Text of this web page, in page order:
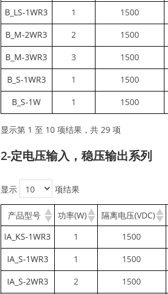
B_LS-1WR3
1 1500
B_M-2WR3
2 1500
B_M-3WR3
3 1500
B_S-1WR3
1 1500
B_S-1W
1 1500
显示第 1 至 10 项结果，共 29 项
2-定电压输入，稳压输出系列
显示 项结果
产品型号 功率(W) 隔离电压(VDC)
IA_KS-1WR3
1 1500
IA_S-1WR3
1 1500
IA_S-2WR3
2 1500